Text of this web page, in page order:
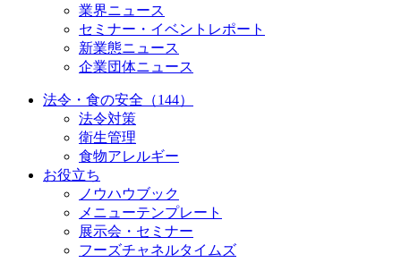
業界ニュース
セミナー・イベントレポート
新業態ニュース
企業団体ニュース
法令・食の安全（144）
法令対策
衛生管理
食物アレルギー
お役立ち
ノウハウブック
メニューテンプレート
展示会・セミナー
フーズチャネルタイムズ